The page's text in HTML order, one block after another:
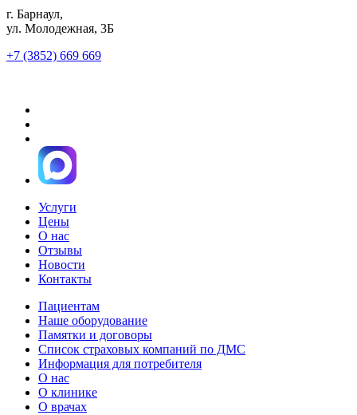
г. Барнаул,
ул. Молодежная, 3Б
+7 (3852) 669 669
Услуги
Цены
О нас
Отзывы
Новости
Контакты
Пациентам
Наше оборудование
Памятки и договоры
Список страховых компаний по ДМС
Информация для потребителя
О нас
О клинике
О врачах